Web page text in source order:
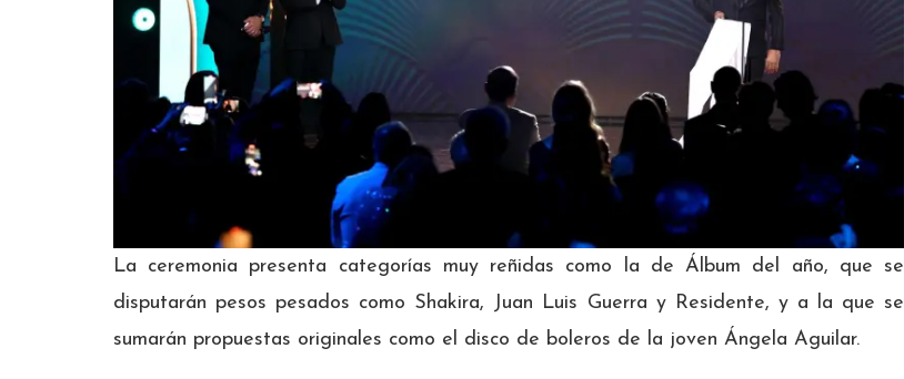
La ceremonia presenta categorías muy reñidas como la de Álbum del año, que se
disputarán pesos pesados como Shakira, Juan Luis Guerra y Residente, y a la que se
sumarán propuestas originales como el disco de boleros de la joven Ángela Aguilar.